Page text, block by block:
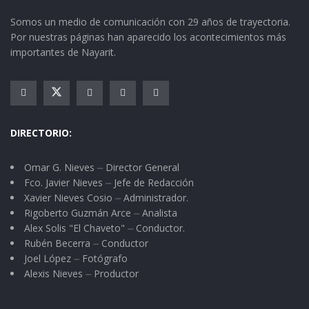
trato que en ocasiones dan a las personas
inscritas en el Seguro Popular, institución que
hospitales de los servicios de salud, con sus
instalaciones, equipos y personal capacitado
que no ha crecido como debiera, son los que
para ellos, médicos y enfermeras, vino a
aumentar considerablemente el volumen de
trabajo.
Por ese incremento de personas enfermas que
acuden, hay algunas deficiencias que van en
Somos un medio de comunicación con 29 años de trayectoria.
Por nuestras páginas han aparecido los acontecimientos más
importantes de Nayarit.
DIRECTORIO:
Omar G. Nieves ⏤ Director General
Fco. Javier Nieves ⏤ Jefe de Redacción
Xavier Nieves Cosio ⏤ Administrador.
Rigoberto Guzmán Arce ⏤ Analista
Alex Solis "El Chaveto" ⏤ Conductor.
Rubén Becerra ⏤ Conductor
Joel López ⏤ Fotógrafo
Alexis Nieves ⏤ Productor